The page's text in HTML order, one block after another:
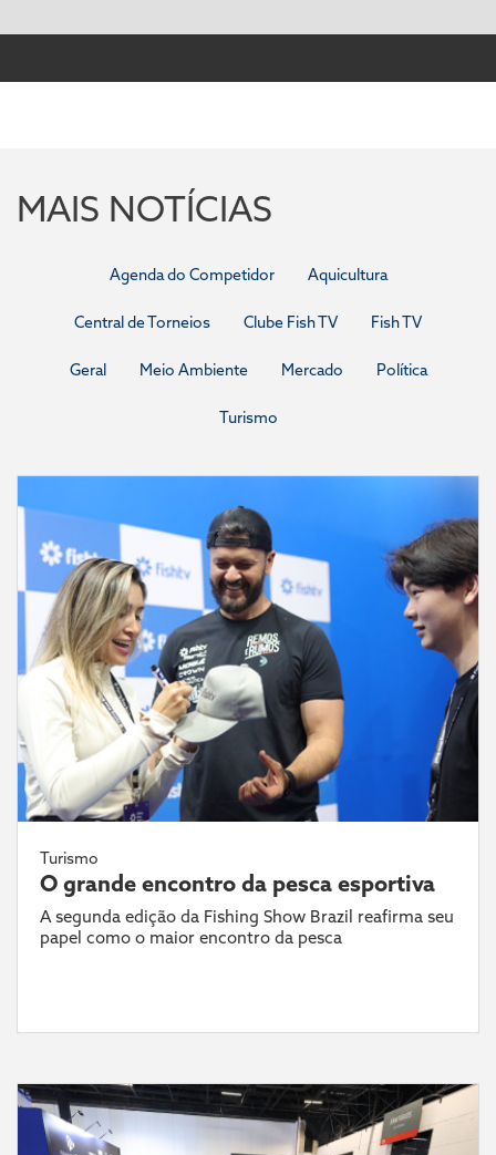
MAIS NOTÍCIAS
Agenda do Competidor Aquicultura
Central de Torneios Clube Fish TV Fish TV
Geral Meio Ambiente Mercado Política
Turismo
Turismo
O grande encontro da pesca esportiva
A segunda edição da Fishing Show Brazil reafirma seu
papel como o maior encontro da pesca